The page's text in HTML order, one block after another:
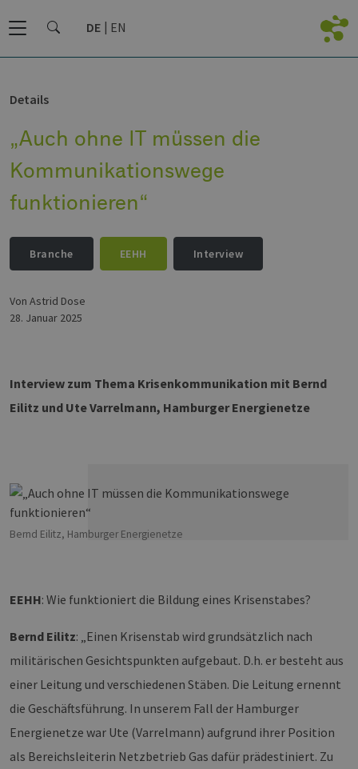
DE EN
Details
„Auch ohne IT müssen die
Kommunikationswege
funktionieren“
Branche EEHH Interview
Interview zum Thema Krisenkommunikation mit Bernd
Eilitz und Ute Varrelmann, Hamburger Energienetze
Bernd Eilitz, Hamburger Energienetze
EEHH: Wie funktioniert die Bildung eines Krisenstabes?
Bernd Eilitz: „Einen Krisenstab wird grundsätzlich nach
militärischen Gesichtspunkten aufgebaut. D.h. er besteht aus
einer Leitung und verschiedenen Stäben. Die Leitung ernennt
die Geschäftsführung. In unserem Fall der Hamburger
Energienetze war Ute (Varrelmann) aufgrund ihrer Position
als Bereichsleiterin Netzbetrieb Gas dafür prädestiniert. Zu
von Astrid Dose
28. Januar 2025